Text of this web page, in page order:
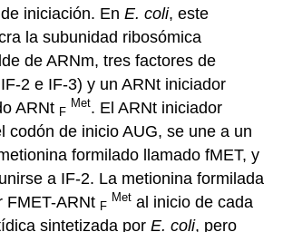
iniciación. EnE. coli, este
la subunidad ribosómica
de ARNm, tres factores de
2 e IF-3) y un ARNt iniciador
ARNt F
Met. El ARNt iniciador
codón de inicio AUG, se une a un
formilado llamado fMET, y
a IF-2. La metionina formilada
FMET-ARNt F
Met al inicio de cada
sintetizada porE. coli, pero